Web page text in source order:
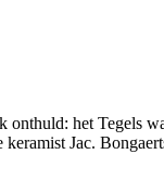
het Tegels
Jac.